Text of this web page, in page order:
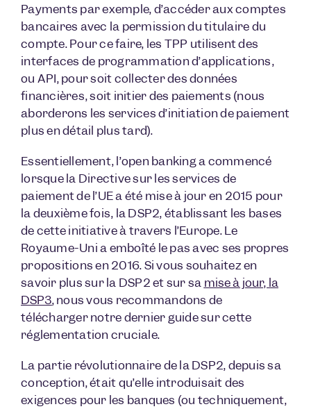
Payments par exemple, d’accéder aux comptes
bancaires avec la permission du titulaire du
compte. Pour ce faire, les TPP utilisent des
interfaces de programmation d’applications,
ou API, pour soit collecter des données
financières, soit initier des paiements (nous
aborderons les services d’initiation de paiement
plus en détail plus tard).
Essentiellement, l’open banking a commencé
lorsque la Directive sur les services de
paiement de l’UE a été mise à jour en 2015 pour
la deuxième fois, la DSP2, établissant les bases
de cette initiative à travers l’Europe. Le
Royaume-Uni a emboîté le pas avec ses propres
propositions en 2016. Si vous souhaitez en
savoir plus sur la DSP2 et sur sa mise à jour, la
DSP3, nous vous recommandons de
télécharger notre dernier guide sur cette
réglementation cruciale.
La partie révolutionnaire de la DSP2, depuis sa
conception, était qu’elle introduisait des
exigences pour les banques (ou techniquement,